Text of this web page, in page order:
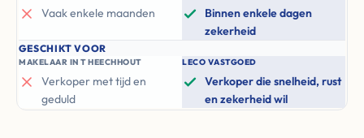
Vaak enkele maanden
Binnen enkele dagen
zekerheid
GESCHIKT VOOR
MAKELAAR IN T HEECHHOUT
Verkoper met tijd en
geduld
LECO VASTGOED
Verkoper die snelheid, rust
en zekerheid wil